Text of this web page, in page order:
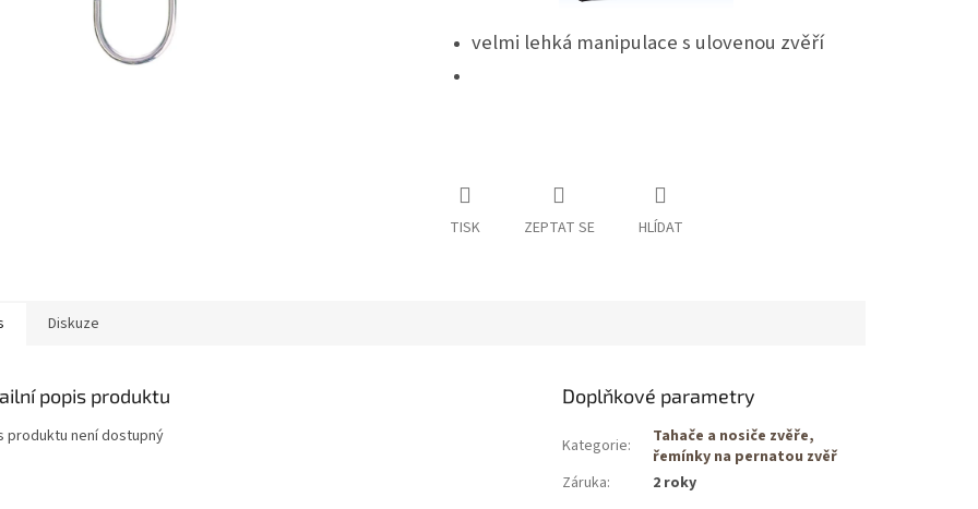
velmi lehká manipulace s ulovenou zvěří
TISK ZEPTAT SE HLÍDAT
Diskuze
popis produktu
produktu není dostupný
Doplňkové parametry
Kategorie:
Tahače a nosiče zvěře,
řemínky na pernatou zvěř
Záruka: 2 roky